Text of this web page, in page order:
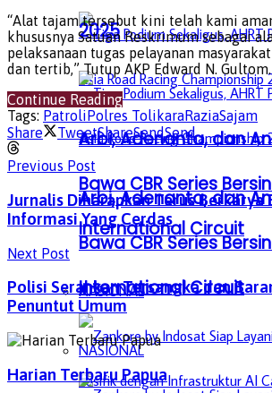
Arbi, Adenanta, dan
Bawa CBR Series
International Circuit
NASIONAL
2025
Arbi, Adenanta, dan
Bawa CBR Series
International Circuit
NASIONAL
“Alat tajam tersebut kini telah kami
khususnya Satuan Reskrimum sebagai
pelaksanaan tugas pelayanan
dan tertib,” Tutup AKP Edward N. Gultom.
Continue Reading
Tags: PatroliPolres TolikaraRaziaSajam
Share
TweetShareSendSend
Previous Post
Jurnalis Diharapkan Terus Berkarya
Informasi Yang Cerdas
Next Post
Polisi Serahkan Tersangka dan
Penuntut Umum
Harian Terbaru Papua